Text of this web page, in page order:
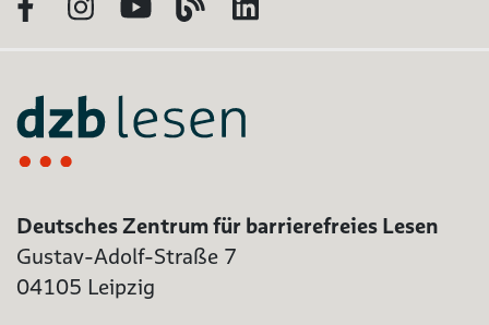
FacebookInstagram
YouTubeBlog
Deutsches Zentrum für barrierefreies Lesen
Gustav-Adolf-Straße 7
04105 Leipzig